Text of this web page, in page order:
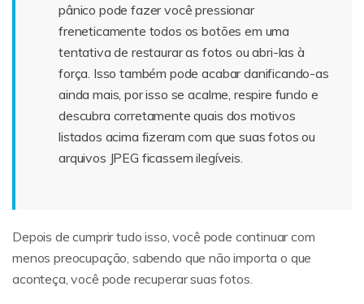
pânico pode fazer você pressionar
freneticamente todos os botões em uma
tentativa de restaurar as fotos ou abri-las à
força. Isso também pode acabar danificando-as
ainda mais, por isso se acalme, respire fundo e
descubra corretamente quais dos motivos
listados acima fizeram com que suas fotos ou
arquivos JPEG ficassem ilegíveis.
Depois de cumprir tudo isso, você pode continuar com
menos preocupação, sabendo que não importa o que
aconteça, você pode recuperar suas fotos.